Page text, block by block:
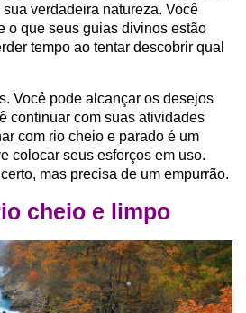
verdadeira natureza. Você
o que seus guias divinos estão
tempo ao tentar descobrir qual
Você pode alcançar os desejos
continuar com suas atividades
com rio cheio e parado é um
colocar seus esforços em uso.
mas precisa de um empurrão.
cheio e limpo